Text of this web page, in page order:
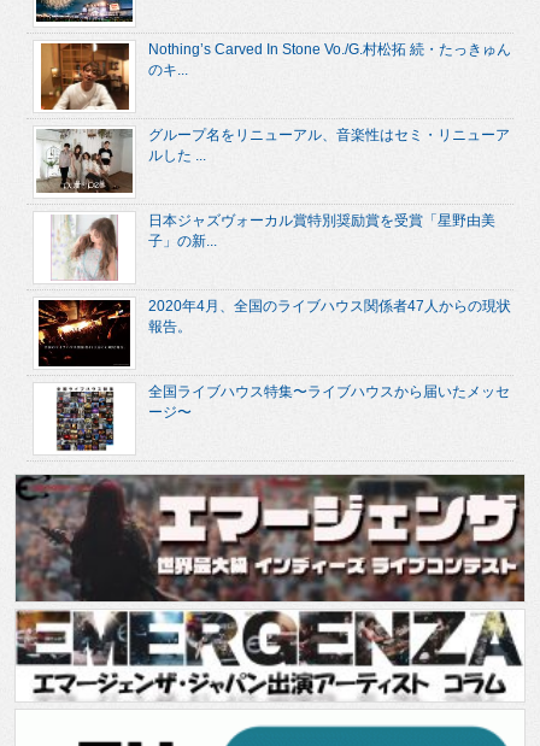
Nothing’s Carved In Stone Vo./G.村松拓 続・たっきゅん
のキ...
グループ名をリニューアル、音楽性はセミ・リニューア
ルした ...
日本ジャズヴォーカル賞特別奨励賞を受賞「星野由美
子」の新...
2020年4月、全国のライブハウス関係者47人からの現状
報告。
全国ライブハウス特集〜ライブハウスから届いたメッセ
ージ〜